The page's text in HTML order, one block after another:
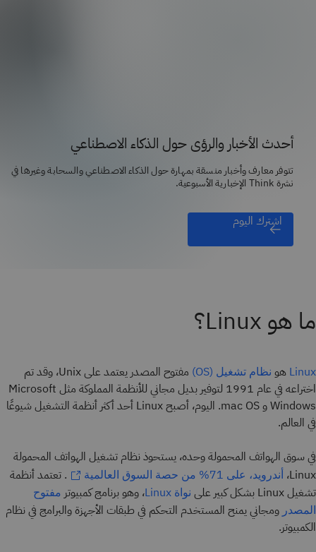
أحدث الأخبار والرؤى حول الذكاء الاصطناعي
تتوفر معارف وأخبار منسقة بمهارة حول الذكاء الاصطناعي والسحابة وغيرها في
نشرة Think الإخبارية الأسبوعية.
اشترك اليوم
ما هو Linux؟
Linux هو نظام تشغيل (OS)
مفتوح المصدر يعتمد على Unix، وقد تم
اختراعه في عام 1991 لتوفير بديل مجاني للأنظمة المملوكة مثل Microsoft
Windows و mac OS. اليوم، أصبح Linux أحد أكثر أنظمة التشغيل شيوعًا
في العالم.
في سوق الهواتف المحمولة وحده، يستحوذ نظام تشغيل الهواتف المحمولة
Linux، أندرويد، على 71% من حصة السوق العالمية
. تعتمد أنظمة
تشغيل Linux بشكل كبير على
نواة Linux ، وهو برنامج كمبيوتر مفتوح
المصدر ومجاني يمنح المستخدم التحكم في طبقات الأجهزة والبرامج في نظام
الكمبيوتر.